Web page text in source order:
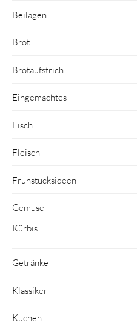
Beilagen
Brot
Brotaufstrich
Eingemachtes
Fisch
Fleisch
Frühstücksideen
Gemüse
Kürbis
Getränke
Klassiker
Kuchen